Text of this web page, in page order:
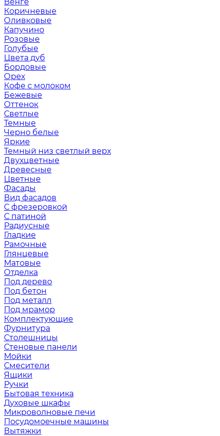
Коричневые
Оливковые
Капучино
Розовые
Голубые
Цвета дуб
Бордовые
Орех
Кофе с молоком
Бежевые
Оттенок
Светлые
Темные
Черно белые
Яркие
Темный низ светлый верх
Двухцветные
Древесные
Цветные
Фасады
Вид фасадов
С фрезеровкой
С патиной
Радиусные
Гладкие
Рамочные
Глянцевые
Матовые
Отделка
Под дерево
Под бетон
Под металл
Под мрамор
Комплектующие
Фурнитура
Столешницы
Стеновые панели
Мойки
Смесители
Ящики
Ручки
Бытовая техника
Духовые шкафы
Микроволновые печи
Посудомоечные машины
Вытяжки